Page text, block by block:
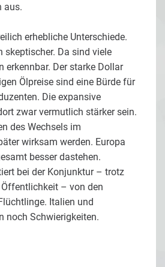
aus.
erhebliche Unterschiede.
skeptischer. Da sind viele
erkennbar. Der starke Dollar
Ölpreise sind eine Bürde für
Die expansive
zwar vermutlich stärker sein.
des Wechsels im
wirksam werden. Europa
besser dastehen.
bei der Konjunktur – trotz
– von den
Italien und
noch Schwierigkeiten.